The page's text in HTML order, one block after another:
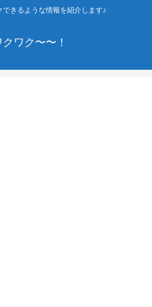
きるような情報を紹介します♪
ワク〜〜！